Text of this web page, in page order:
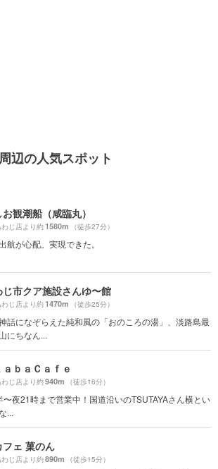
辺の人気スポット
観潮船（咸臨丸）
わじ店より約1580m （徒歩27分）
航が心配。実現できた。
市クア施設さんゆ〜館
わじ店より約1470m （徒歩25分）
話になぞらえた純和風の「おのころの湯」、淡路島最
にちなん...
ｂａＣａｆｅ
わじ店より約940m （徒歩16分）
〜夜21時まで営業中！国道沿いのTSUTAYAさん横とい
...
ェ 菓のん
わじ店より約890m （徒歩15分）